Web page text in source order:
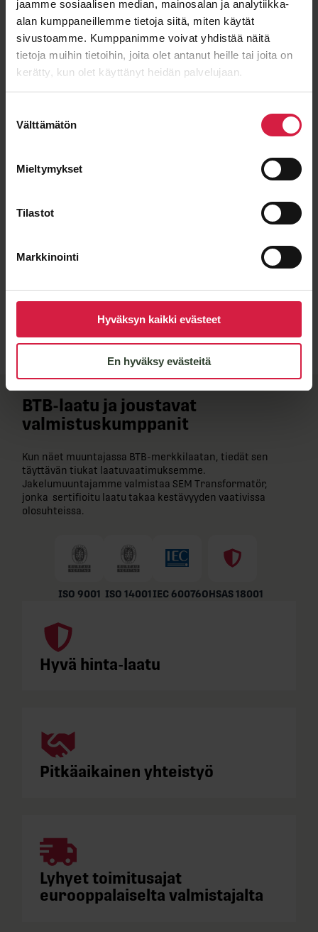
jaamme sosiaalisen median, mainosalan ja analytiikka-
alan kumppaneillemme tietoja siitä, miten käytät
sivustoamme. Kumppanimme voivat yhdistää näitä
tietoja muihin tietoihin, joita olet antanut heille tai joita on
kerätty, kun olet käyttänyt heidän palvelujaan.
valinta
Välttämätön
Mieltymykset
Tilastot
Markkinointi
Hyväksyn kaikki evästeet
En hyväksy evästeitä
Sähköposti *
BTB-​laatu ja joustavat
valmistuskumppanit
Kun näet muuntajassa BTB-​merkkilaatan, tiedät sen
täyttävän tiukat laatuvaatimuksemme.
Jakelumuuntajamme valmistaa SEM Transformatör,
jonka sertifioitu laatu takaa kestävyyden vaativissa
olosuhteissa.
ISO 9001 ISO 14001IEC 60076OHSAS 18001
Hyvä hinta-laatu
Pitkäaikainen yhteistyö
Lyhyet toimitusajat
eurooppalaiselta valmistajalta